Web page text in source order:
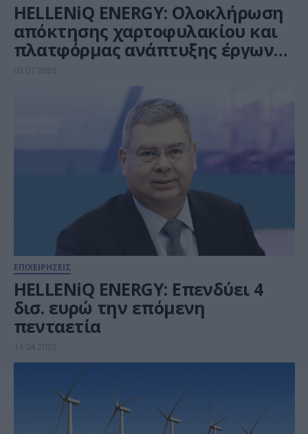
HELLENiQ ENERGY: Ολοκλήρωση
απόκτησης χαρτοφυλακίου και
πλατφόρμας ανάπτυξης έργων
ΑΠΕ
03.07.2025
ΕΠΙΧΕΙΡΗΣΕΙΣ
HELLENiQ ENERGY: Επενδύει 4
δισ. ευρώ την επόμενη
πενταετία
14.04.2025